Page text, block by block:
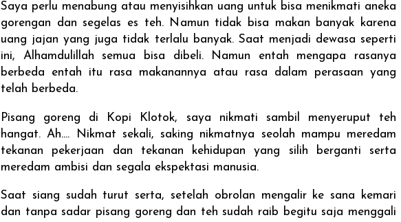
Saya perlu menabung atau menyisihkan uang untuk bisa menikmati aneka
gorengan dan segelas es teh. Namun tidak bisa makan banyak karena
uang jajan yang juga tidak terlalu banyak. Saat menjadi dewasa seperti
ini, Alhamdulillah semua bisa dibeli. Namun entah mengapa rasanya
berbeda entah itu rasa makanannya atau rasa dalam perasaan yang
telah berbeda.
Pisang goreng di Kopi Klotok, saya nikmati sambil menyeruput teh
hangat. Ah.... Nikmat sekali, saking nikmatnya seolah mampu meredam
tekanan pekerjaan dan tekanan kehidupan yang silih berganti serta
meredam ambisi dan segala ekspektasi manusia.
Saat siang sudah turut serta, setelah obrolan mengalir ke sana kemari
dan tanpa sadar pisang goreng dan teh sudah raib begitu saja menggali